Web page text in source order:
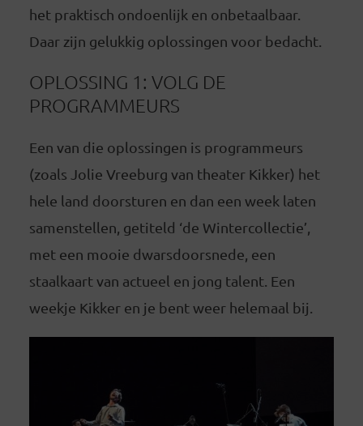
het praktisch ondoenlijk en onbetaalbaar.
Daar zijn gelukkig oplossingen voor bedacht.
OPLOSSING 1: VOLG DE
PROGRAMMEURS
Een van die oplossingen is programmeurs
(zoals Jolie Vreeburg van theater Kikker) het
hele land doorsturen en dan een week laten
samenstellen, getiteld ‘de Wintercollectie’,
met een mooie dwarsdoorsnede, een
staalkaart van actueel en jong talent. Een
weekje Kikker en je bent weer helemaal bij.